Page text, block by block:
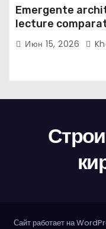
Emergente
lecture
domestiques et
Июн 15, 2026
Сайт работает на